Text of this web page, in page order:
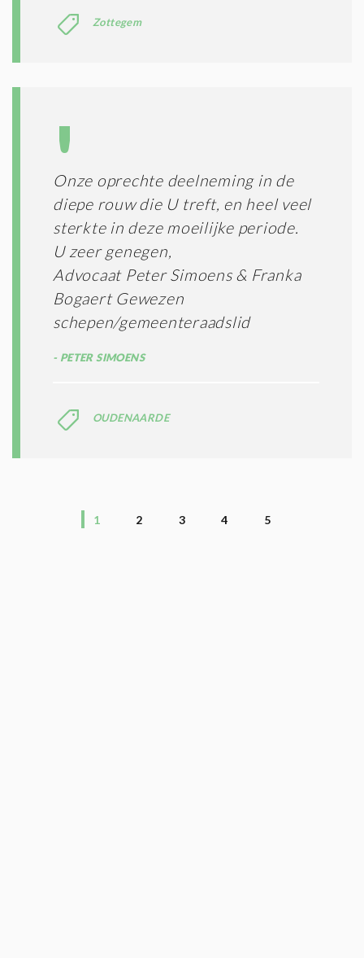
Zottegem
Onze oprechte deelneming in de
diepe rouw die U treft, en heel veel
sterkte in deze moeilijke periode.
U zeer genegen,
Advocaat Peter Simoens & Franka
Bogaert Gewezen
schepen/gemeenteraadslid
PETER SIMOENS
OUDENAARDE
1 2 3 4 5